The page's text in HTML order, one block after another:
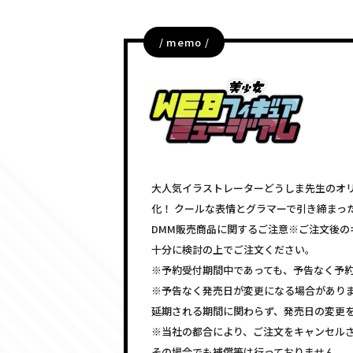
/ memo /
大人気イラストレーターどうしま先生のオ
化！ クールな表情とグラマーで引き締ま
DMM販売商品に関するご注意※ご注文後
十分に検討の上でご注文ください。
※予約受付期間中であっても、予告なく予
※予告なく発売日が変更になる場合があり
延期される期間に関わらず、発売日の変更
※当社の都合により、ご注文をキャンセル